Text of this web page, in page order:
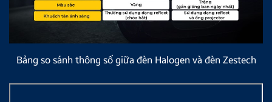
Bảng so sánh thông số giữa đèn Halogen và đèn Zestech